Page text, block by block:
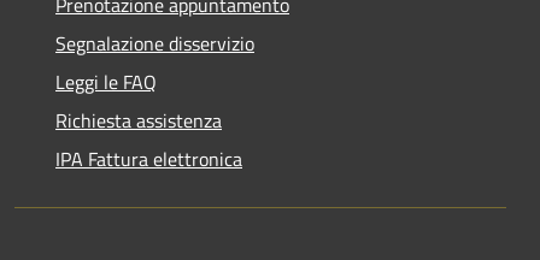
Segnalazione disservizio
Leggi le FAQ
Richiesta assistenza
IPA Fattura elettronica